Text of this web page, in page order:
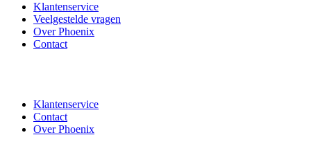
Klantenservice
Veelgestelde vragen
Over Phoenix
Contact
Klantenservice
Contact
Over Phoenix